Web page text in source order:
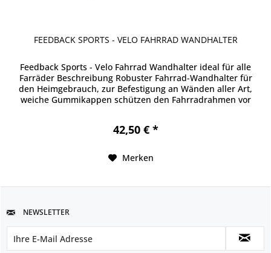
FEEDBACK SPORTS - VELO FAHRRAD WANDHALTER
Feedback Sports - Velo Fahrrad Wandhalter ideal für alle
Farräder Beschreibung Robuster Fahrrad-Wandhalter für
den Heimgebrauch, zur Befestigung an Wänden aller Art,
weiche Gummikappen schützen den Fahrradrahmen vor
42,50 € *
Merken
NEWSLETTER